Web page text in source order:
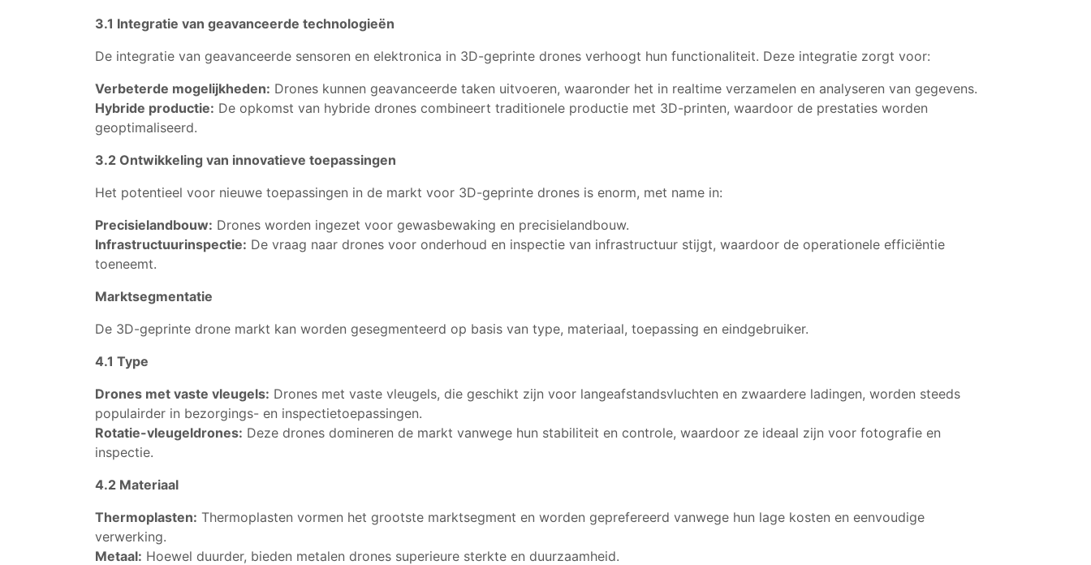
3.1 Integratie van geavanceerde technologieën
De integratie van geavanceerde sensoren en elektronica in 3D-geprinte drones verhoogt hun functionaliteit. Deze integratie zorgt voor:
Verbeterde mogelijkheden: Drones kunnen geavanceerde taken uitvoeren, waaronder het in realtime verzamelen en analyseren van gegevens.
Hybride productie: De opkomst van hybride drones combineert traditionele productie met 3D-printen, waardoor de prestaties worden
geoptimaliseerd.
3.2 Ontwikkeling van innovatieve toepassingen
Het potentieel voor nieuwe toepassingen in de markt voor 3D-geprinte drones is enorm, met name in:
Precisielandbouw: Drones worden ingezet voor gewasbewaking en precisielandbouw.
Infrastructuurinspectie: De vraag naar drones voor onderhoud en inspectie van infrastructuur stijgt, waardoor de operationele efficiëntie
toeneemt.
Marktsegmentatie
De 3D-geprinte drone markt kan worden gesegmenteerd op basis van type, materiaal, toepassing en eindgebruiker.
4.1 Type
Drones met vaste vleugels: Drones met vaste vleugels, die geschikt zijn voor langeafstandsvluchten en zwaardere ladingen, worden steeds
populairder in bezorgings- en inspectietoepassingen.
Rotatie-vleugeldrones: Deze drones domineren de markt vanwege hun stabiliteit en controle, waardoor ze ideaal zijn voor fotografie en
inspectie.
4.2 Materiaal
Thermoplasten: Thermoplasten vormen het grootste marktsegment en worden geprefereerd vanwege hun lage kosten en eenvoudige
verwerking.
Metaal: Hoewel duurder, bieden metalen drones superieure sterkte en duurzaamheid.